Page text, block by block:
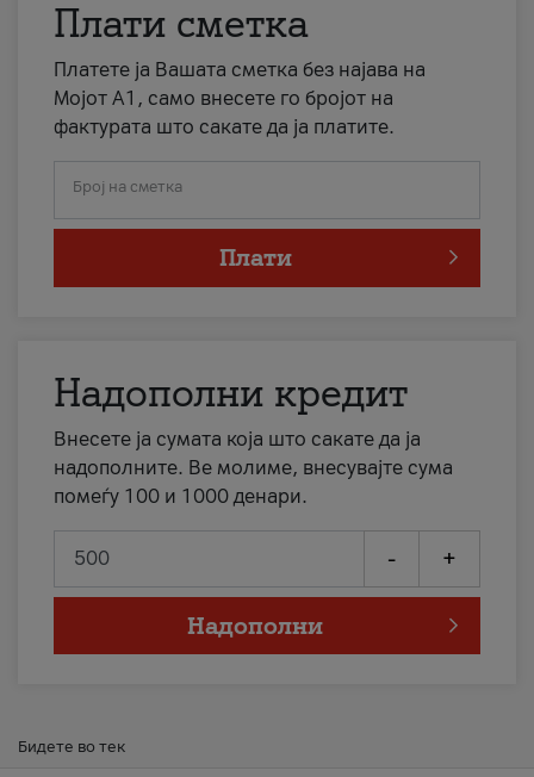
Плати сметка
Платете ја Вашата сметка без најава на
Мојот А1, само внесете го бројот на
фактурата што сакате да ја платите.
Број на сметка
Плати
Надополни кредит
Внесете ја сумата која што сакате да ја
надополните. Ве молиме, внесувајте сума
помеѓу 100 и 1000 денари.
- +
Надополни
Бидете во тек